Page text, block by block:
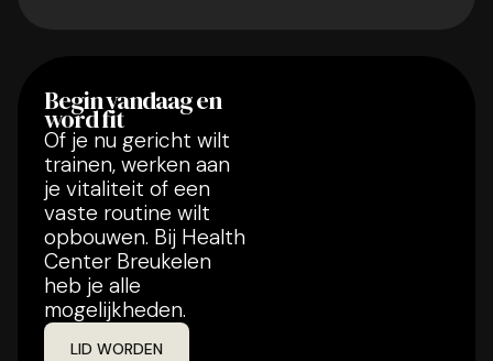
Begin vandaag en
word fit
Of je nu gericht wilt
trainen, werken aan
je vitaliteit of een
vaste routine wilt
opbouwen. Bij Health
Center Breukelen
heb je alle
mogelijkheden.
LID WORDEN